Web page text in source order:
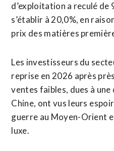
d’exploitation a reculé de
s’établir à 20,0%, en
prix des matières
Les investisseurs du
reprise en 2026 après
ventes faibles, dues à une
Chine, ont vus leurs
guerre au Moyen-Orient
luxe.